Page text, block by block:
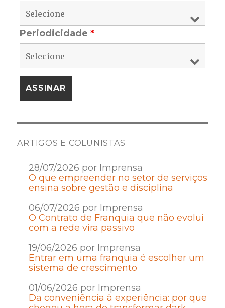
Periodicidade*
ARTIGOS E COLUNISTAS
28/07/2026 por Imprensa
O que empreender no setor de serviços
ensina sobre gestão e disciplina
06/07/2026 por Imprensa
O Contrato de Franquia que não evolui
com a rede vira passivo
19/06/2026 por Imprensa
Entrar em uma franquia é escolher um
sistema de crescimento
01/06/2026 por Imprensa
Da conveniência à experiência: por que